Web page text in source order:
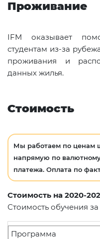
Проживание
IFM оказывает
студентам из-за
проживания и
данных жилья.
Стоимость
Мы работаем по ценам
напрямую по
платежа. Оплата по
Стоимость на 2020-
Стоимость обучения за
Программа